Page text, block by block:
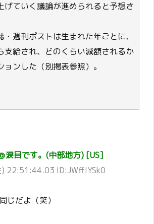
げていく議論が進められると予想さ
週刊ポストは生まれた年ごとに、
支給され、どのくらい減額されるか
ンした（別掲表参照）。
涙目です。(中部地方) [US]
22:51:44.03 ID:JWffIYSk0
じだよ（笑）